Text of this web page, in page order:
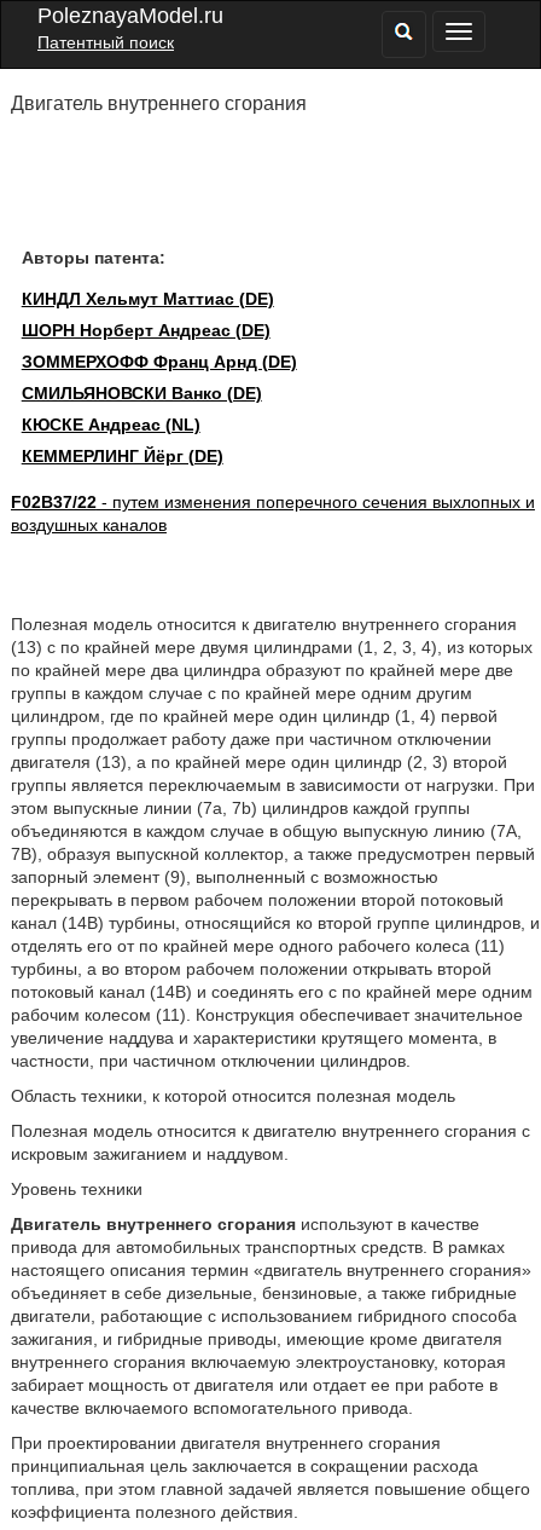
PoleznayaModel.ru
Патентный поиск
Двигатель внутреннего сгорания
Авторы патента:
КИНДЛ Хельмут Маттиас (DE)
ШОРН Норберт Андреас (DE)
ЗОММЕРХОФФ Франц Арнд (DE)
СМИЛЬЯНОВСКИ Ванко (DE)
КЮСКЕ Андреас (NL)
КЕММЕРЛИНГ Йёрг (DE)
F02B37/22- путем изменения поперечного сечения выхлопных и
воздушных каналов
Полезная модель относится к двигателю внутреннего сгорания
(13) с по крайней мере двумя цилиндрами (1, 2, 3, 4), из которых
по крайней мере два цилиндра образуют по крайней мере две
группы в каждом случае с по крайней мере одним другим
цилиндром, где по крайней мере один цилиндр (1, 4) первой
группы продолжает работу даже при частичном отключении
двигателя (13), а по крайней мере один цилиндр (2, 3) второй
группы является переключаемым в зависимости от нагрузки. При
этом выпускные линии (7a, 7b) цилиндров каждой группы
объединяются в каждом случае в общую выпускную линию (7A,
7B), образуя выпускной коллектор, а также предусмотрен первый
запорный элемент (9), выполненный с возможностью
перекрывать в первом рабочем положении второй потоковый
канал (14B) турбины, относящийся ко второй группе цилиндров, и
отделять его от по крайней мере одного рабочего колеса (11)
турбины, а во втором рабочем положении открывать второй
потоковый канал (14B) и соединять его с по крайней мере одним
рабочим колесом (11). Конструкция обеспечивает значительное
увеличение наддува и характеристики крутящего момента, в
частности, при частичном отключении цилиндров.
Область техники, к которой относится полезная модель
Полезная модель относится к двигателю внутреннего сгорания с
искровым зажиганием и наддувом.
Уровень техники
Двигатель внутреннего сгоранияиспользуют в качестве
привода для автомобильных транспортных средств. В рамках
настоящего описания термин «двигатель внутреннего сгорания»
объединяет в себе дизельные, бензиновые, а также гибридные
двигатели, работающие с использованием гибридного способа
зажигания, и гибридные приводы, имеющие кроме двигателя
внутреннего сгорания включаемую электроустановку, которая
забирает мощность от двигателя или отдает ее при работе в
качестве включаемого вспомогательного привода.
При проектировании двигателя внутреннего сгорания
принципиальная цель заключается в сокращении расхода
топлива, при этом главной задачей является повышение общего
коэффициента полезного действия.